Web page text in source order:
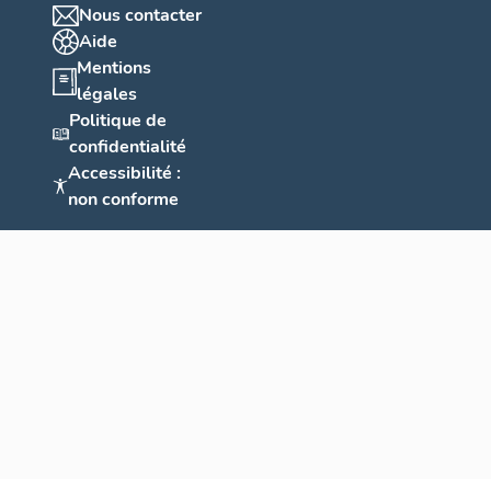
Nous contacter
Aide
Mentions
légales
Politique de
confidentialité
Accessibilité :
non conforme